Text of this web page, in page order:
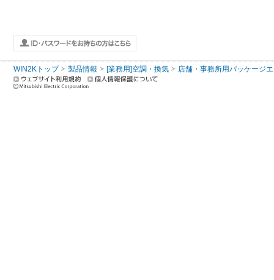
WIN2Kトップ 製品情報 [業務用]空調・換気 店舗・事務所用パッケージ